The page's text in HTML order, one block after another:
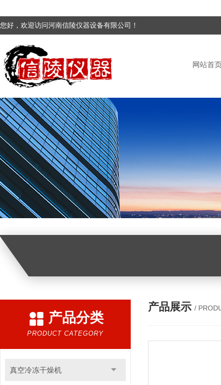
您好，欢迎访问河南信陵仪器设备有限公司！
网站首
产品分类
PRODUCT CATEGORY
真空冷冻干燥机
产品展示 /